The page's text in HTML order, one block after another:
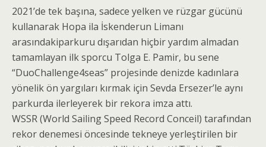
2021’de tek başına, sadece yelken ve rüzgar gücünü
kullanarak Hopa ila İskenderun Limanı
arasındakiparkuru dışarıdan hiçbir yardım almadan
tamamlayan ilk sporcu Tolga E. Pamir, bu sene
“DuoChallenge4seas” projesinde denizde kadınlara
yönelik ön yargıları kırmak için Sevda Ersezer’le aynı
parkurda ilerleyerek bir rekora imza attı.
WSSR (World Sailing Speed Record Conceil) tarafından
rekor denemesi öncesinde tekneye yerleştirilen bir